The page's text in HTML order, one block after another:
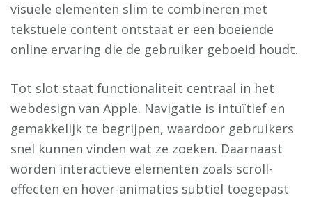
visuele elementen slim te combineren met
tekstuele content ontstaat er een boeiende
online ervaring die de gebruiker geboeid houdt.
Tot slot staat functionaliteit centraal in het
webdesign van Apple. Navigatie is intuïtief en
gemakkelijk te begrijpen, waardoor gebruikers
snel kunnen vinden wat ze zoeken. Daarnaast
worden interactieve elementen zoals scroll-
effecten en hover-animaties subtiel toegepast